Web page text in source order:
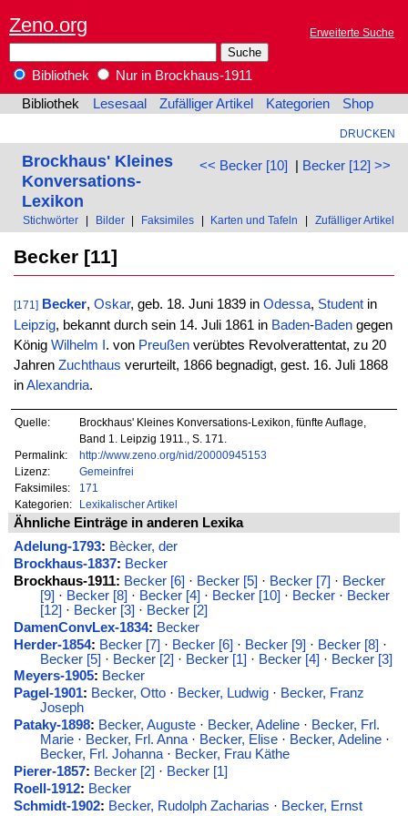
Zeno.org Erweiterte Suche
Bibliothek
Nur in Brockhaus-1911
Bibliothek
Lesesaal Zufälliger Artikel Kategorien Shop
DRUCKEN
<< Becker [10] | Becker [12] >>
Brockhaus' Kleines
Konversations-
Lexikon
Stichwörter Bilder Faksimiles Karten und Tafeln Zufälliger Artikel
Becker [11]
[171] Becker, Oskar, geb. 18. Juni 1839 in Odessa, Studentin
Leipzig, bekannt durch sein 14. Juli 1861 in Baden-Badengegen
König Wilhelm I . von Preußenverübtes Revolverattentat, zu 20
Jahren Zuchthaus verurteilt, 1866 begnadigt, gest. 16. Juli 1868
inAlexandria.
Quelle:
Brockhaus' Kleines Konversations-Lexikon, fünfte Auflage,
Band 1. Leipzig 1911., S. 171.
Permalink:
http://www.zeno.org/nid/20000945153
Lizenz:
Gemeinfrei
Faksimiles:
171
Kategorien:
Lexikalischer Artikel
Ähnliche Einträge in anderen Lexika
Adelung-1793: Bècker, der
Brockhaus-1837: Becker
Brockhaus-1911: Becker [6] · Becker [5] · Becker [7] · Becker
[9] · Becker [8] · Becker [4] · Becker [10] · Becker· Becker
[12] · Becker [3] · Becker [2]
DamenConvLex-1834: Becker
Herder-1854: Becker [7] · Becker [6] · Becker [9] · Becker [8] ·
Becker [5] · Becker [2] · Becker [1] · Becker [4] · Becker [3]
Meyers-1905: Becker
Pagel-1901: Becker, Otto· Becker, Ludwig· Becker, Franz
Joseph
Pataky-1898: Becker, Auguste· Becker, Adeline· Becker, Frl.
Marie· Becker, Frl. Anna· Becker, Elise· Becker, Adeline·
Becker, Frl. Johanna· Becker, Frau Käthe
Pierer-1857: Becker [2] · Becker [1]
Roell-1912: Becker
Schmidt-1902: Becker, Rudolph Zacharias · Becker, Ernst